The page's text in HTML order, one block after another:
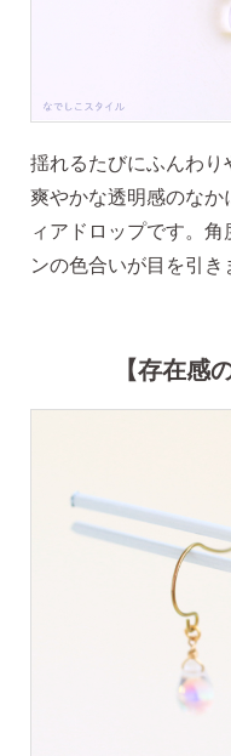
なでしこスタイルのこ
ピアス安心サポート
揺れるたびにふんわり
爽やかな透明感のなか
ィアドロップです。
ンの色合いが目を引き
【存在感